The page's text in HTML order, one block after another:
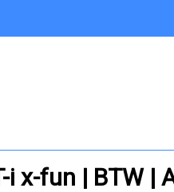
i x-fun | BTW |